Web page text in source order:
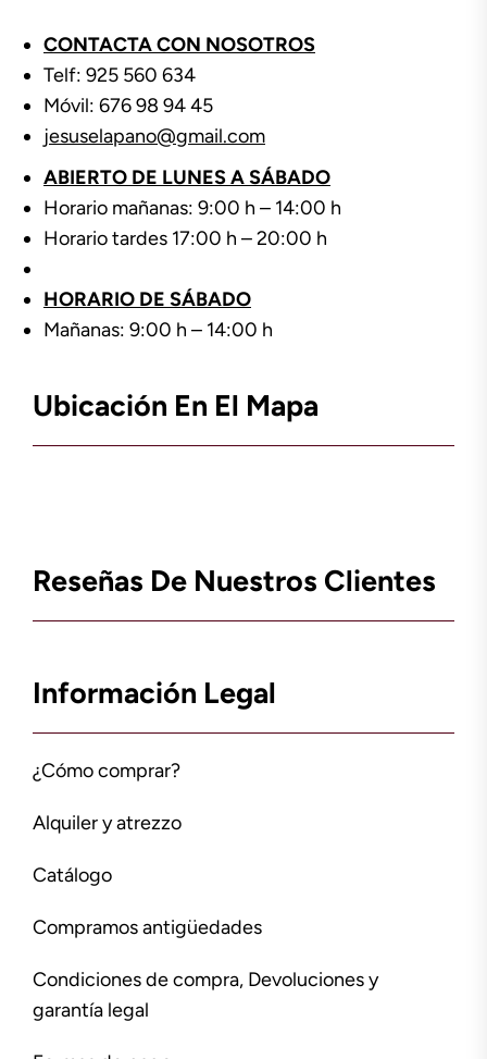
CONTACTA CON NOSOTROS
Telf: 925 560 634
Móvil: 676 98 94 45
jesuselapano@gmail.com
ABIERTO DE LUNES A SÁBADO
Horario mañanas: 9:00 h – 14:00 h
Horario tardes 17:00 h – 20:00 h
HORARIO DE SÁBADO
Mañanas: 9:00 h – 14:00 h
Ubicación En El Mapa
Reseñas De Nuestros Clientes
Información Legal
¿Cómo comprar?
Alquiler y atrezzo
Catálogo
Compramos antigüedades
Condiciones de compra, Devoluciones y
garantía legal